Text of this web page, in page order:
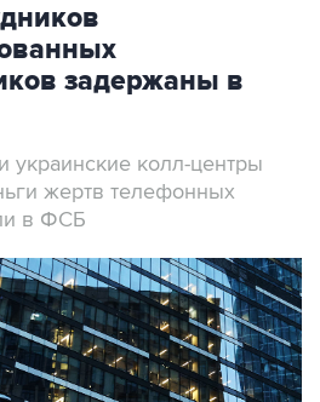
задержаны в
украинские колл-центры
жертв телефонных
в ФСБ